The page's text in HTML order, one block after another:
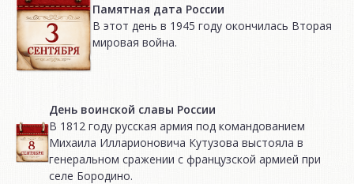
Памятная дата России
В этот день в 1945 году окончилась Вторая
мировая война.
День воинской славы России
В 1812 году русская армия под командованием
Михаила Илларионовича Кутузова выстояла в
генеральном сражении с французской армией при
селе Бородино.